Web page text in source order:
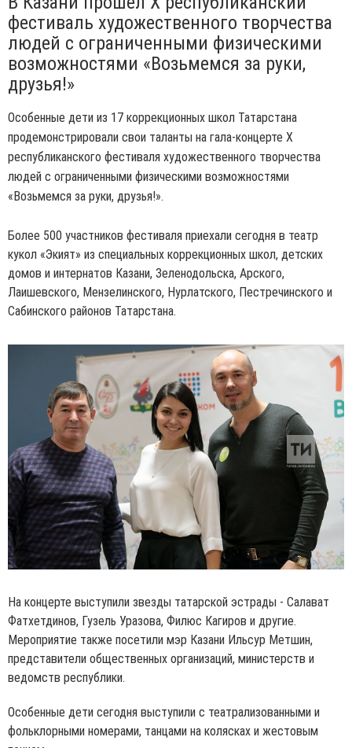
фестиваль художественного творчества
людей с ограниченными физическими
возможностями «Возьмемся за руки,
друзья!»
Особенные дети из 17 коррекционных школ Татарстана
продемонстрировали свои таланты на гала-концерте X
республиканского фестиваля художественного творчества
людей с ограниченными физическими возможностями
«Возьмемся за руки, друзья!».
Более 500 участников фестиваля приехали сегодня в театр
кукол «Экият» из специальных коррекционных школ, детских
домов и интернатов Казани, Зеленодольска, Арского,
Лаишевского, Мензелинского, Нурлатского, Пестречинского и
Сабинского районов Татарстана.
На концерте выступили звезды татарской эстрады - Салават
Фатхетдинов, Гузель Уразова, Филюс Кагиров и другие.
Мероприятие также посетили мэр Казани Ильсур Метшин,
представители общественных организаций, министерств и
ведомств республики.
Особенные дети сегодня выступили с театрализованными и
фольклорными номерами, танцами на колясках и жестовым